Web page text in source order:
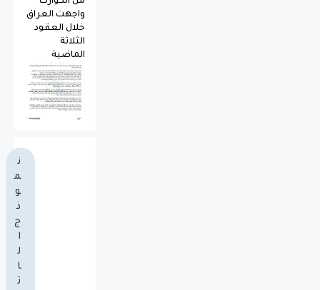
واجهت العراق
خلال العقود
الثلاثة
الماضية
ن
م
و
ذ
ج
ا
ل
ا
ت